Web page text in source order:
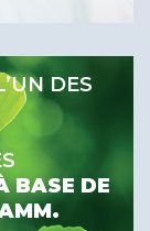
DES
BASE DE